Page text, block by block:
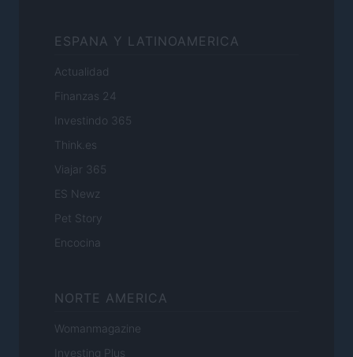
ESPANA Y LATINOAMERICA
Actualidad
Finanzas 24
Investindo 365
Think.es
Viajar 365
ES Newz
Pet Story
Encocina
NORTE AMERICA
Womanmagazine
Investing Plus